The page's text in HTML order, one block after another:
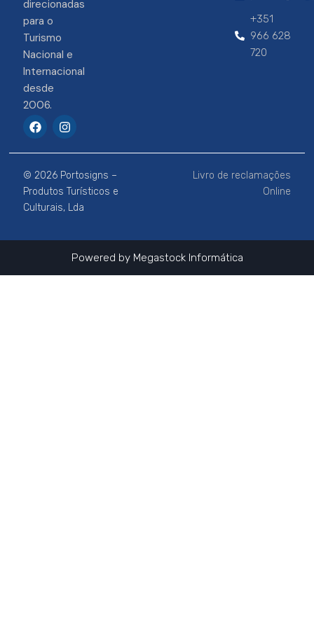
direcionadas
para o
Turismo
Nacional e
Internacional
desde
2006.
F
a
e
b
o
o
k
I
n
t
a
g
r
a
m
+351
966 628
720
© 2026 Portosigns –
Produtos Turísticos e
Culturais, Lda
Livro de reclamações
Online
Powered by Megastock Informática